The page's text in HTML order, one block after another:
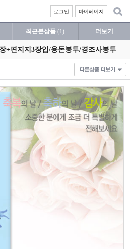
마이페이지
로그인
최근본상품 (1) 더보기
+편지지3장입/용돈봉투/경조사봉투